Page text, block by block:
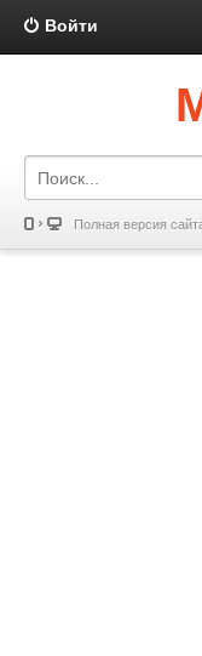
Войти
Полная версия